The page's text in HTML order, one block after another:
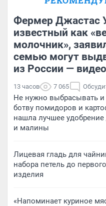
Фермер Джастас
известный как
молочник»,
семью могут
из России — видео
13 часов 7 065
Не нужно выбрасывать и
ботву помидоров и
нашла лучшее
и малины
Лицевая гладь для
набора петель до
изделия
«Напоминает куриное